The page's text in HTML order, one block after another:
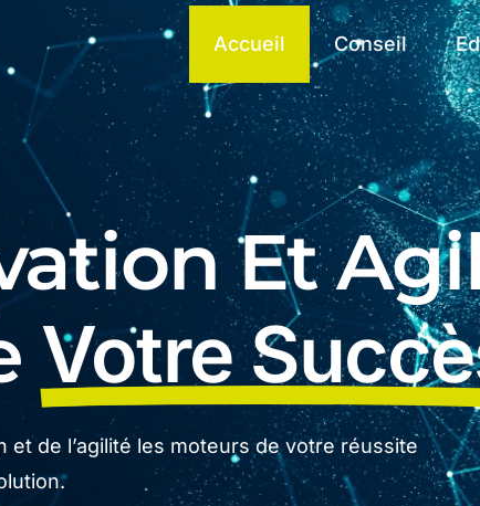
Accueil Conseil
Et
Votre
et de l’agilité les moteurs de votre réussite